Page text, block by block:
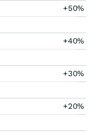
+50%
+40%
+30%
+20%